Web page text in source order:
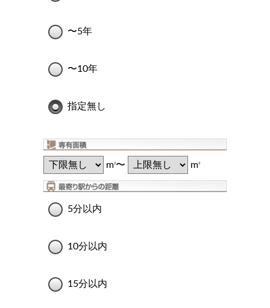
〜5年
〜10年
指定無し
m2〜 m2
5分以内
10分以内
15分以内